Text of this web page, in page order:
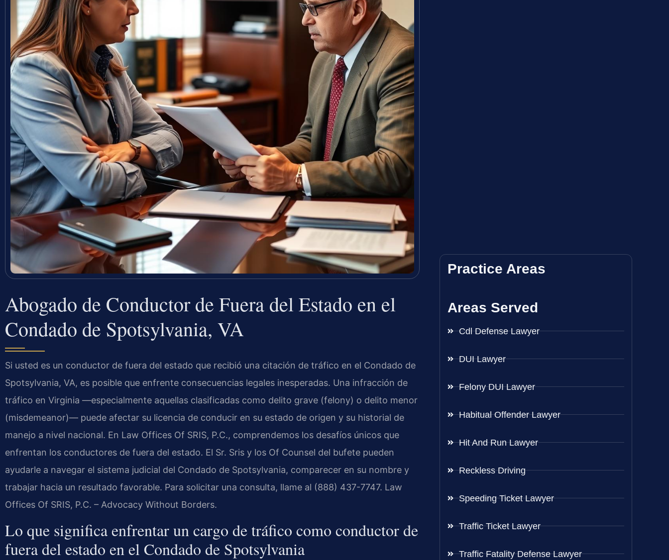
Abogado de Conductor de Fuera del Estado en el
Condado de Spotsylvania, VA
Si usted es un conductor de fuera del estado que recibió una citación de tráfico en el Condado de
Spotsylvania, VA, es posible que enfrente consecuencias legales inesperadas. Una infracción de
tráfico en Virginia —especialmente aquellas clasificadas como delito grave (felony) o delito menor
(misdemeanor)— puede afectar su licencia de conducir en su estado de origen y su historial de
manejo a nivel nacional. En Law Offices Of SRIS, P.C., comprendemos los desafíos únicos que
enfrentan los conductores de fuera del estado. El Sr. Sris y los Of Counsel del bufete pueden
ayudarle a navegar el sistema judicial del Condado de Spotsylvania, comparecer en su nombre y
trabajar hacia un resultado favorable. Para solicitar una consulta, llame al (888) 437-7747. Law
Offices Of SRIS, P.C. – Advocacy Without Borders.
Lo que significa enfrentar un cargo de tráfico como conductor de
fuera del estado en el Condado de Spotsylvania
Practice Areas
Areas Served
Cdl Defense Lawyer
DUI Lawyer
Felony DUI Lawyer
Habitual Offender Lawyer
Hit And Run Lawyer
Reckless Driving
Speeding Ticket Lawyer
Traffic Ticket Lawyer
Traffic Fatality Defense Lawyer